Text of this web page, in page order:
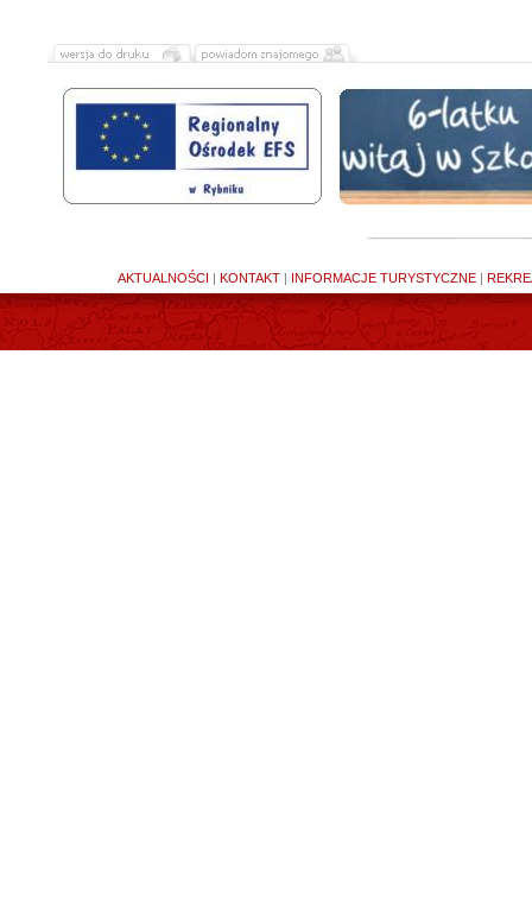
AKTUALNOŚCI | KONTAKT | INFORMACJE TURYSTYCZNE |